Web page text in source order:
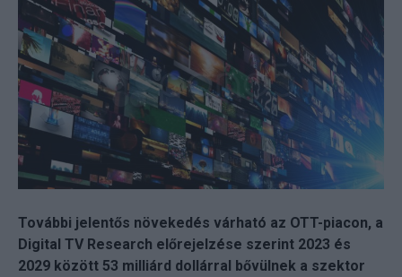
További jelentős növekedés várható az OTT-piacon, a
Digital TV Research előrejelzése szerint 2023 és
2029 között 53 milliárd dollárral bővülnek a szektor